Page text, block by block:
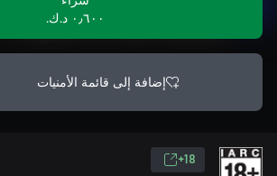
٠٫٦٠٠ د.ك.‏
إضافة إلى قائمة الأمنيات
18+